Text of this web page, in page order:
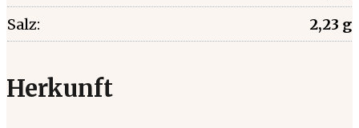
Salz:
2,23 g
Herkunft